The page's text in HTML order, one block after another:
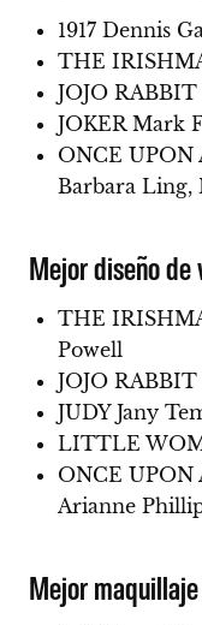
1917 Dennis
THE
JOJO
JOKER Mark
ONCE
Barbara Ling,
Mejor diseño de
THE
Powell
JOJO
JUDY Jany
LITTLE
ONCE
Arianne
Mejor